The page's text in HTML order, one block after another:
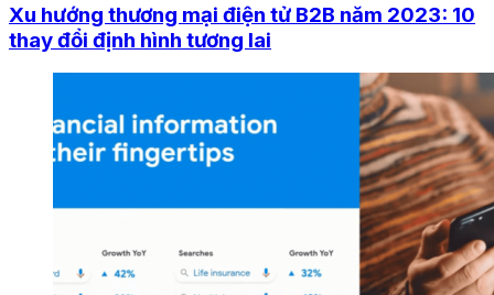
Xu hướng thương mại điện tử B2B năm 2023: 10
thay đổi định hình tương lai